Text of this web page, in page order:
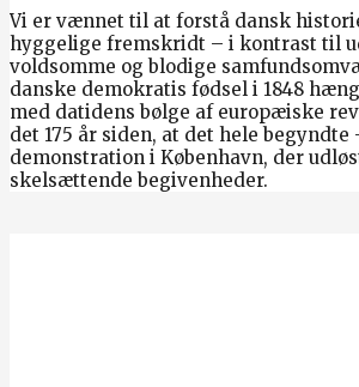
Vi er vænnet til at forstå dansk
hyggelige fremskridt – i kontrast til
voldsomme og blodige
danske demokratis fødsel i 1848
med datidens bølge af europæiske
det 175 år siden, at det hele begyndte
demonstration i København, der
skelsættende begivenheder.